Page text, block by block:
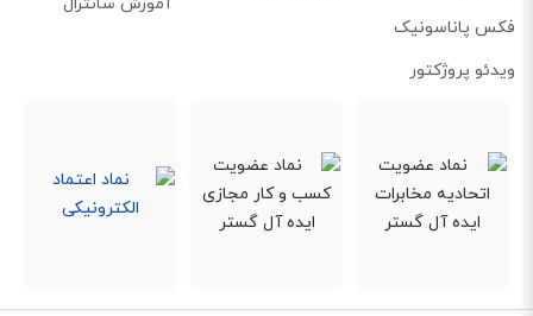
فکس پاناسونیک
ویدئو پروژکتور